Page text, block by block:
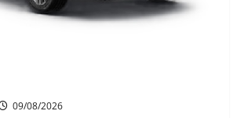
09/08/2026